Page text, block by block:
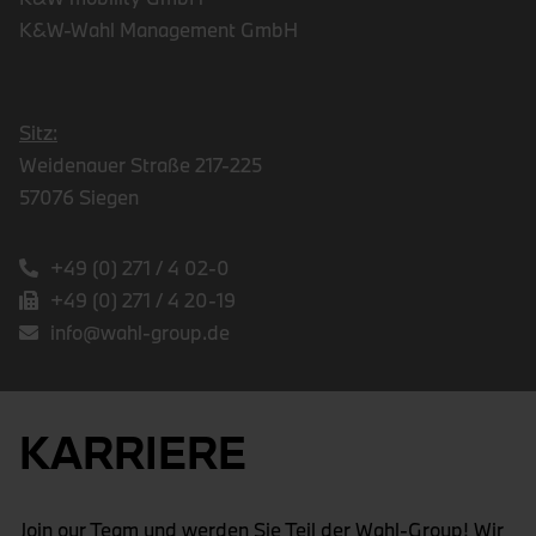
K&W-Wahl Management GmbH
Sitz:
Weidenauer Straße 217-225
57076 Siegen
+49 (0) 271 / 4 02-0
+49 (0) 271 / 4 20-19
info@wahl-group.de
KARRIERE
Join our Team und werden Sie Teil der Wahl-Group! Wir